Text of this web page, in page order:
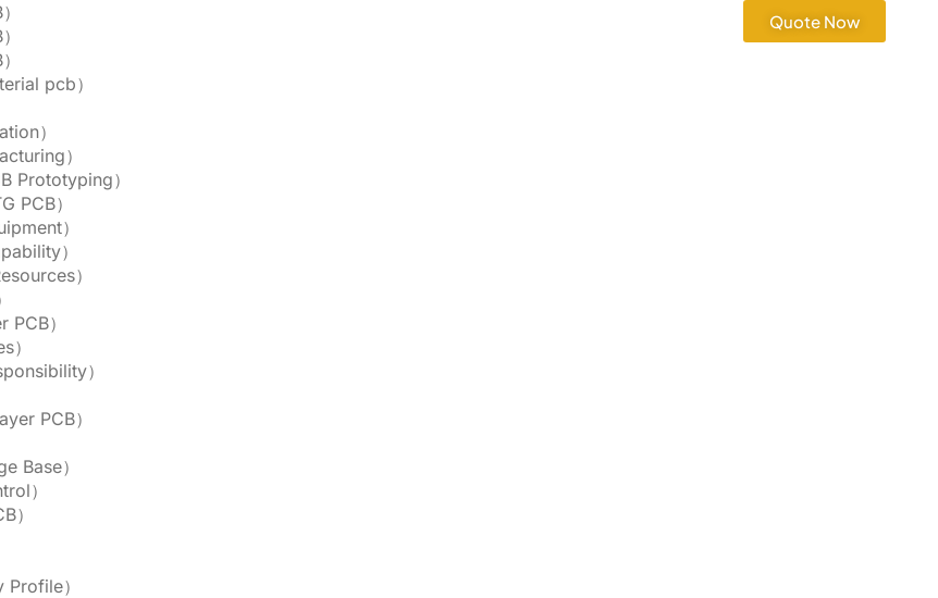
pcb）
）
）
Prototyping）
PCB）
）
）
）
）
）
PCB）
Base）
）
）
）
Quote Now